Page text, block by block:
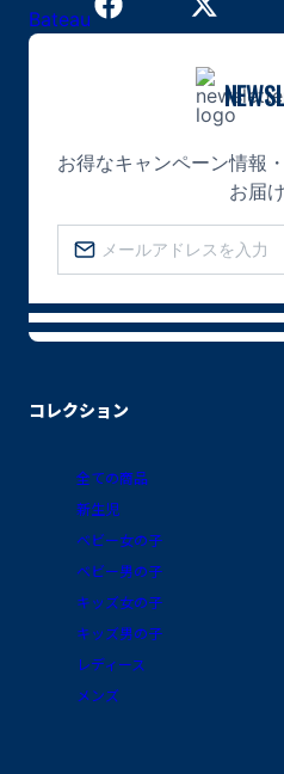
コレクション
全ての商品
新生児
ベビー女の子
ベビー男の子
キッズ女の子
キッズ男の子
レディース
メンズ
お得なキャンペーン情報
お届け